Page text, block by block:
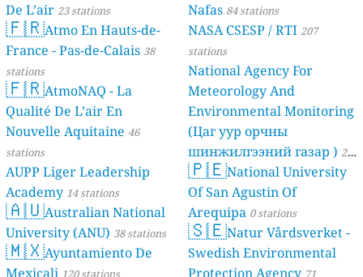
De L’air 23 stations
🇫🇷Atmo En Hauts-de-
France - Pas-de-Calais 38
stations
🇫🇷AtmoNAQ - La
Qualité De L’air En
Nouvelle Aquitaine 46
stations
AUPP Liger Leadership
Academy 14 stations
🇦🇺Australian National
University (ANU) 38 stations
🇲🇽Ayuntamiento De
Mexicali 120 stations
Nafas 84 stations
NASA CSESP / RTI 207
stations
National Agency For
Meteorology And
Environmental Monitoring
(Цаг уур орчны
шинжилгээний газар ) 21
stations
🇵🇪National University
Of San Agustin Of
Arequipa 0 stations
🇸🇪Natur Vårdsverket -
Swedish Environmental
Protection Agency 71